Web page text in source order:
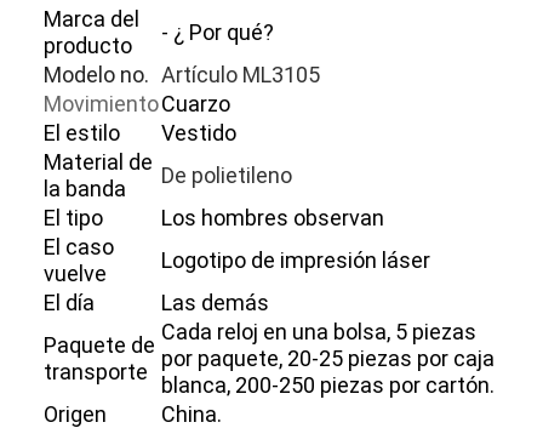
Marca del
producto
- ¿ Por qué?
Modelo no. Artículo ML3105
MovimientoCuarzo
El estilo
Vestido
Material de
la banda
De polietileno
El tipo
Los hombres observan
El caso
vuelve
Logotipo de impresión láser
El día
Las demás
Paquete de
transporte
Cada reloj en una bolsa, 5 piezas
por paquete, 20-25 piezas por caja
blanca, 200-250 piezas por cartón.
Origen
China.